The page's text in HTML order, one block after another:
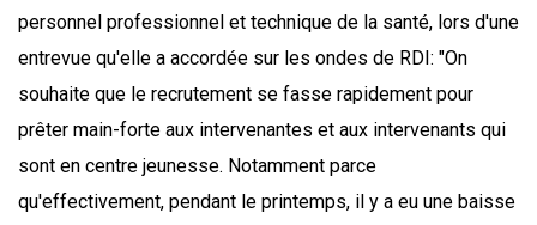
personnel professionnel et technique de la santé, lors d'une
entrevue qu'elle a accordée sur les ondes de RDI: "On
souhaite que le recrutement se fasse rapidement pour
prêter main-forte aux intervenantes et aux intervenants qui
sont en centre jeunesse. Notamment parce
qu'effectivement, pendant le printemps, il y a eu une baisse